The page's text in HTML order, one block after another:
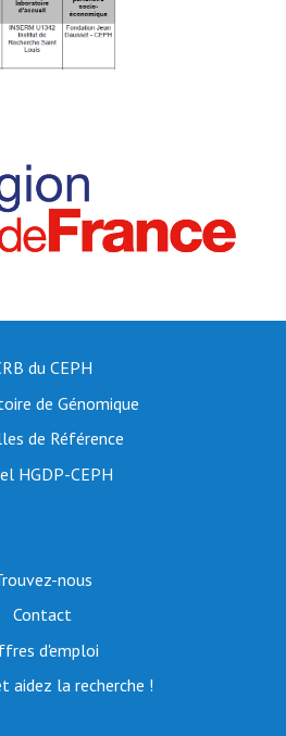
du CEPH
de Génomique
de Référence
HGDP-CEPH
nous
Contact
d'emploi
aidez la recherche !